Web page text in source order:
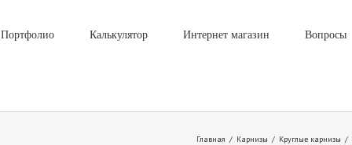
Портфолио Калькулятор Интернет магазин Вопросы
Главная / Карнизы / Круглые карнизы /